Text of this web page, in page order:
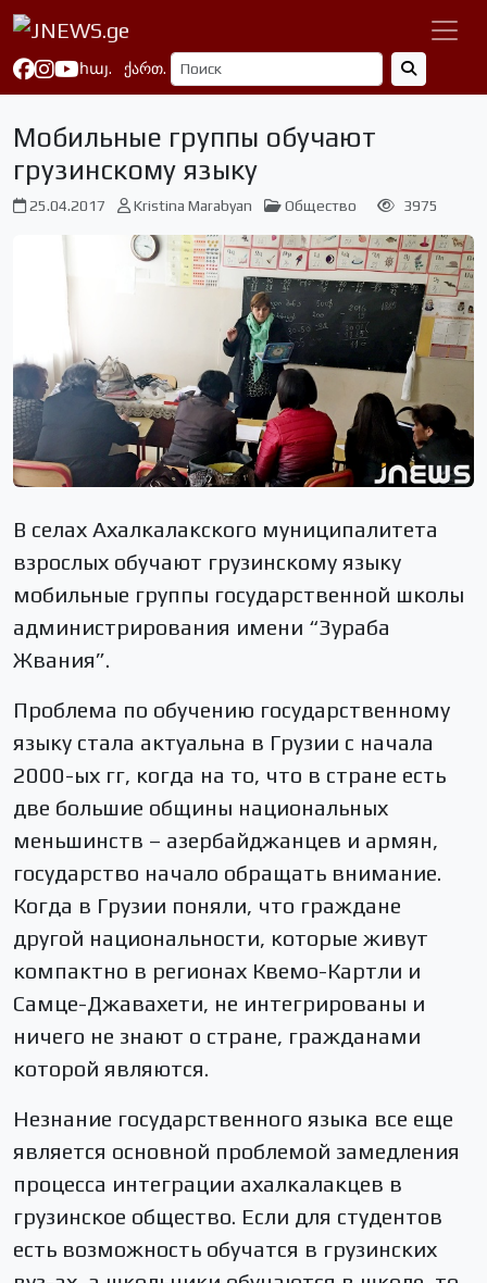
հայ. ქართ.
Мобильные группы обучают
грузинскому языку
25.04.2017 Kristina Marabyan Общество 3975
В селах Ахалкалакского муниципалитета
взрослых обучают грузинскому языку
мобильные группы государственной школы
администрирования имени “Зураба
Жвания”.
Проблема по обучению государственному
языку стала актуальна в Грузии с начала
2000-ых гг, когда на то, что в стране есть
две большие общины национальных
меньшинств – азербайджанцев и армян,
государство начало обращать внимание.
Когда в Грузии поняли, что граждане
другой национальности, которые живут
компактно в регионах Квемо-Картли и
Самце-Джавахети, не интегрированы и
ничего не знают о стране, гражданами
которой являются.
Незнание государственного языка все еще
является основной проблемой замедления
процесса интеграции ахалкалакцев в
грузинское общество. Если для студентов
есть возможность обучатся в грузинских